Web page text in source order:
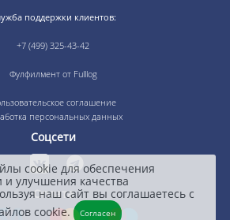
поддержки клиентов:
+7 (499) 325-43-42
Фулфилмент от Fulllog
соглашение
персональных данных
Соцсети
Оплата
cookie для обеспечения
и улучшения качества
наш сайт вы соглашаетесь с
cookie.
Согласен